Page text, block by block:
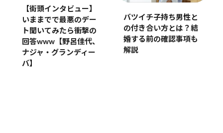
【街頭インタビュー】
いままでで最悪のデー
ト聞いてみたら衝撃の
回答www【野呂佳代、
ナジャ・グランディー
バ】
バツイチ子持ち男性と
の付き合い方とは？結
婚する前の確認事項も
解説